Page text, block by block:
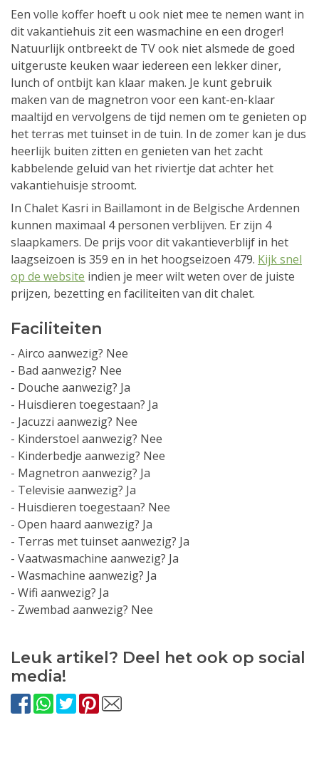
Een volle koffer hoeft u ook niet mee te nemen want in
dit vakantiehuis zit een wasmachine en een droger!
Natuurlijk ontbreekt de TV ook niet alsmede de goed
uitgeruste keuken waar iedereen een lekker diner,
lunch of ontbijt kan klaar maken. Je kunt gebruik
maken van de magnetron voor een kant-en-klaar
maaltijd en vervolgens de tijd nemen om te genieten op
het terras met tuinset in de tuin. In de zomer kan je dus
heerlijk buiten zitten en genieten van het zacht
kabbelende geluid van het riviertje dat achter het
vakantiehuisje stroomt.
In Chalet Kasri in Baillamont in de Belgische Ardennen
kunnen maximaal 4 personen verblijven. Er zijn 4
slaapkamers. De prijs voor dit vakantieverblijf in het
laagseizoen is 359 en in het hoogseizoen 479. Kijk snel
op de website indien je meer wilt weten over de juiste
prijzen, bezetting en faciliteiten van dit chalet.
Faciliteiten
- Airco aanwezig? Nee
- Bad aanwezig? Nee
- Douche aanwezig? Ja
- Huisdieren toegestaan? Ja
- Jacuzzi aanwezig? Nee
- Kinderstoel aanwezig? Nee
- Kinderbedje aanwezig? Nee
- Magnetron aanwezig? Ja
- Televisie aanwezig? Ja
- Huisdieren toegestaan? Nee
- Open haard aanwezig? Ja
- Terras met tuinset aanwezig? Ja
- Vaatwasmachine aanwezig? Ja
- Wasmachine aanwezig? Ja
- Wifi aanwezig? Ja
- Zwembad aanwezig? Nee
Leuk artikel? Deel het ook op social
media!